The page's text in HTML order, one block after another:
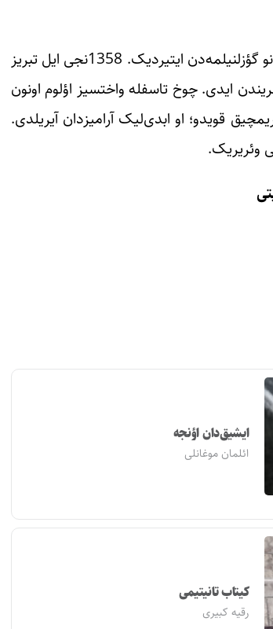
تاسفله، استعدادلی آذربایجان شاعری «پریسا اسلام‌وند»ی ده فروردین آیی‌نین سونونجو گونو گؤزلنیلمه‌دن ایتیردیک. 1358نجی ایل تبریز
ایدی. چوخ تاسفله واختسیز اؤلوم اونون
قویدو؛ او ابدی‌لیک آرامیزدان آیریلدی.
وئریریک.
ایشیق‌دان اؤنجه
ائلمان موغانلی
کیتاب تانیتیمی
رقیه کبیری